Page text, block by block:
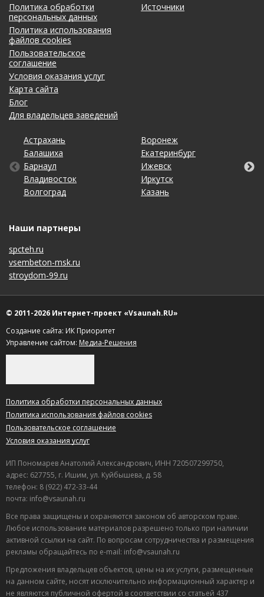
Политика обработки
персональных данных
Политика использования
файлов cookies
Пользовательское
соглашение
Условия оказания услуг
Карта сайта
Блог
Для владельцев заведений
Источники
Астрахань
Балашиха
Барнаул
Владивосток
Волгоград
Воронеж
Екатеринбург
Ижевск
Иркутск
Казань
Калининград
Кемерово
Киров
Краснодар
Красноярск
Липецк
Махачкала
Набережные Челны
Нижний Новгород
Новосибирск
Омск
Оренбург
Пенза
Пермь
Ростов-на-Дону
Рязань
Самара
Санкт-Петербург
Саратов
Ставрополь
Тольятти
Томск
Тула
Тюмень
Ульяновск
Уфа
Хабаровск
Чебоксары
Челябинск
Ярославль
Наши партнеры
spcteh.ru
vsembeton-msk.ru
stroydom-99.ru
© 2011-2026 Интернет-проект «Vsaunah.RU»
Создание сайта: ИК Приоритет
Управление сайтом: Медиа-Решения
Политика обработки персональных данных
Политика использования файлов cookies
Пользовательское соглашение
Условия оказания услуг
ИП Пономарев Анатолий Александрович, ИНН 720507299750,
адрес: 627755, г. Ишим, ул. Куйбышева, д. 58
телефон: 8 (922) 472-33-44
почта: info@vsaunah.ru
Все права защищены и охраняются законом об авторском праве.
Любое использование материалов разрешено только при наличии
активной ссылки на сайт. По вопросам сотрудничества и размещения
рекламы обращайтесь по e-mail: info@vsaunah.ru
Предложения владельцев объектов, цены на их услуги, размещенные
на данном сайте, носят исключительно информационный характер и
не являются публичной офертой в соответствии со статьей 437